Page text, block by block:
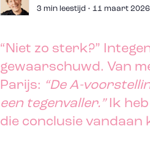
3 min leestijd • 11 maart 2026
“Niet zo sterk?”
gewaarschuwd. Van
Parijs: “De A-
een tegenvaller.” Ik
die conclusie vandaan